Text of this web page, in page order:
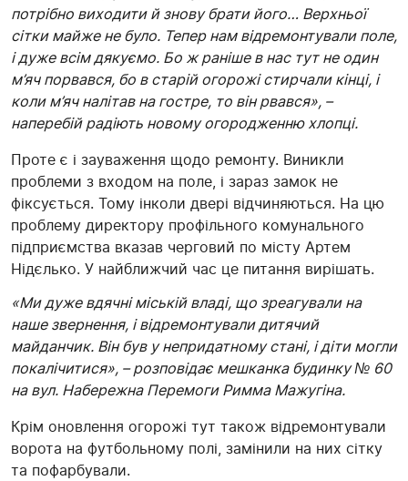
потрібно виходити й знову брати його… Верхньої
сітки майже не було. Тепер нам відремонтували поле,
і дуже всім дякуємо. Бо ж раніше в нас тут не один
м’яч порвався, бо в старій огорожі стирчали кінці, і
коли м’яч налітав на гостре, то він рвався», –
наперебій радіють новому огородженню хлопці.
Проте є і зауваження щодо ремонту. Виникли
проблеми з входом на поле, і зараз замок не
фіксується. Тому інколи двері відчиняються. На цю
проблему директору профільного комунального
підприємства вказав черговий по місту Артем
Нідєлько. У найближчий час це питання вирішать.
«Ми дуже вдячні міській владі, що зреагували на
наше звернення, і відремонтували дитячий
майданчик. Він був у непридатному стані, і діти могли
покалічитися», – розповідає мешканка будинку № 60
на вул. Набережна Перемоги Римма Мажугіна.
Крім оновлення огорожі тут також відремонтували
ворота на футбольному полі, замінили на них сітку
та пофарбували.